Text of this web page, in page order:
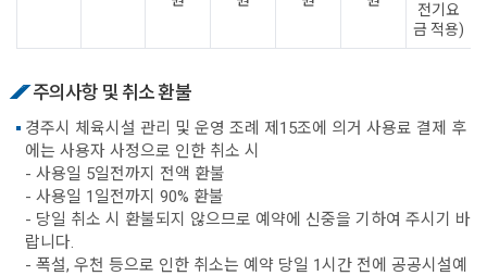
전기요
금 적용)
주의사항 및 취소 환불
경주시 체육시설 관리 및 운영 조례 제15조에 의거 사용료 결제 후
에는 사용자 사정으로 인한 취소 시
- 사용일 5일전까지 전액 환불
- 사용일 1일전까지 90% 환불
- 당일 취소 시 환불되지 않으므로 예약에 신중을 기하여 주시기 바
랍니다.
- 폭설, 우천 등으로 인한 취소는 예약 당일 1시간 전에 공공시설예